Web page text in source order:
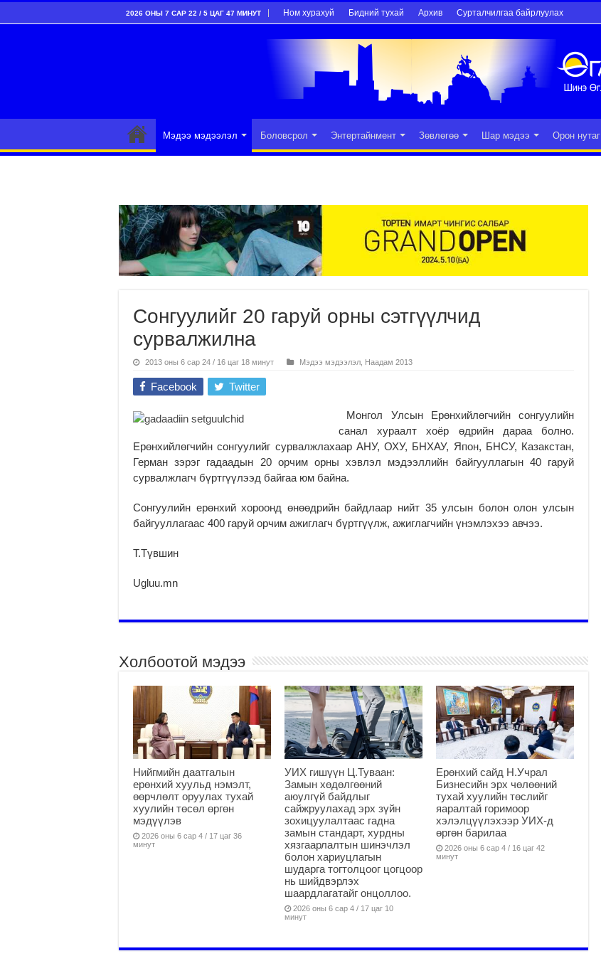
2026 ОНЫ 7 САР 22 / 5 ЦАГ 47 МИНУТ Ном хурахуй Бидний тухай Архив Сурталчилгаа байрлуулах
Мэдээ мэдээлэл Боловсрол Энтертайнмент Зөвлөгөө Шар мэдээ Орон нутаг
Сонгуулийг 20 гаруй орны сэтгүүлчид
сурвалжилна
2013 оны 6 сар 24 / 16 цаг 18 минут Мэдээ мэдээлэл Наадам 2013
Facebook Twitter
Монгол Улсын Ерөнхийлөгчийн сонгуулийн
санал хураалт хоёр өдрийн дараа болно.
Ерөнхийлөгчийн сонгуулийг сурвалжлахаар АНУ, ОХУ, БНХАУ, Япон, БНСУ, Казакстан,
Герман зэрэг гадаадын 20 орчим орны хэвлэл мэдээллийн байгууллагын 40 гаруй
сурвалжлагч бүртгүүлээд байгаа юм байна.
Сонгуулийн ерөнхий хороонд өнөөдрийн байдлаар нийт 35 улсын болон олон улсын
байгууллагаас 400 гаруй орчим ажиглагч бүртгүүлж, ажиглагчийн үнэмлэхээ авчээ.
Т.Түвшин
Ugluu.mn
Холбоотой мэдээ
Нийгмийн даатгалын
ерөнхий хуульд нэмэлт,
өөрчлөлт оруулах тухай
хуулийн төсөл өргөн
мэдүүлэв
2026 оны 6 сар 4 / 17 цаг 36
минут
УИХ гишүүн Ц.Туваан:
Замын хөдөлгөөний
аюулгүй байдлыг
сайжруулахад эрх зүйн
зохицуулалтаас гадна
замын стандарт, хурдны
хязгаарлалтын шинэчлэл
болон хариуцлагын
шударга тогтолцоог цогцоор
нь шийдвэрлэх
шаардлагатайг онцоллоо.
2026 оны 6 сар 4 / 17 цаг 10
минут
Ерөнхий сайд Н.Учрал
Бизнесийн эрх чөлөөний
тухай хуулийн төслийг
яаралтай горимоор
хэлэлцүүлэхээр УИХ-д
өргөн барилаа
2026 оны 6 сар 4 / 16 цаг 42
минут